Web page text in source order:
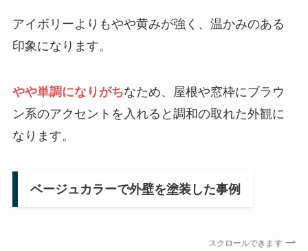
アイボリーよりもやや黄みが強く、温かみのある
印象になります。
やや単調になりがちなため、屋根や窓枠にブラウ
ン系のアクセントを入れると調和の取れた外観に
なります。
ベージュカラーで外壁を塗装した事例
スクロールできます